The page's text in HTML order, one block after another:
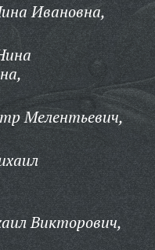
Ивановна,
Мелентьевич,
Викторович,